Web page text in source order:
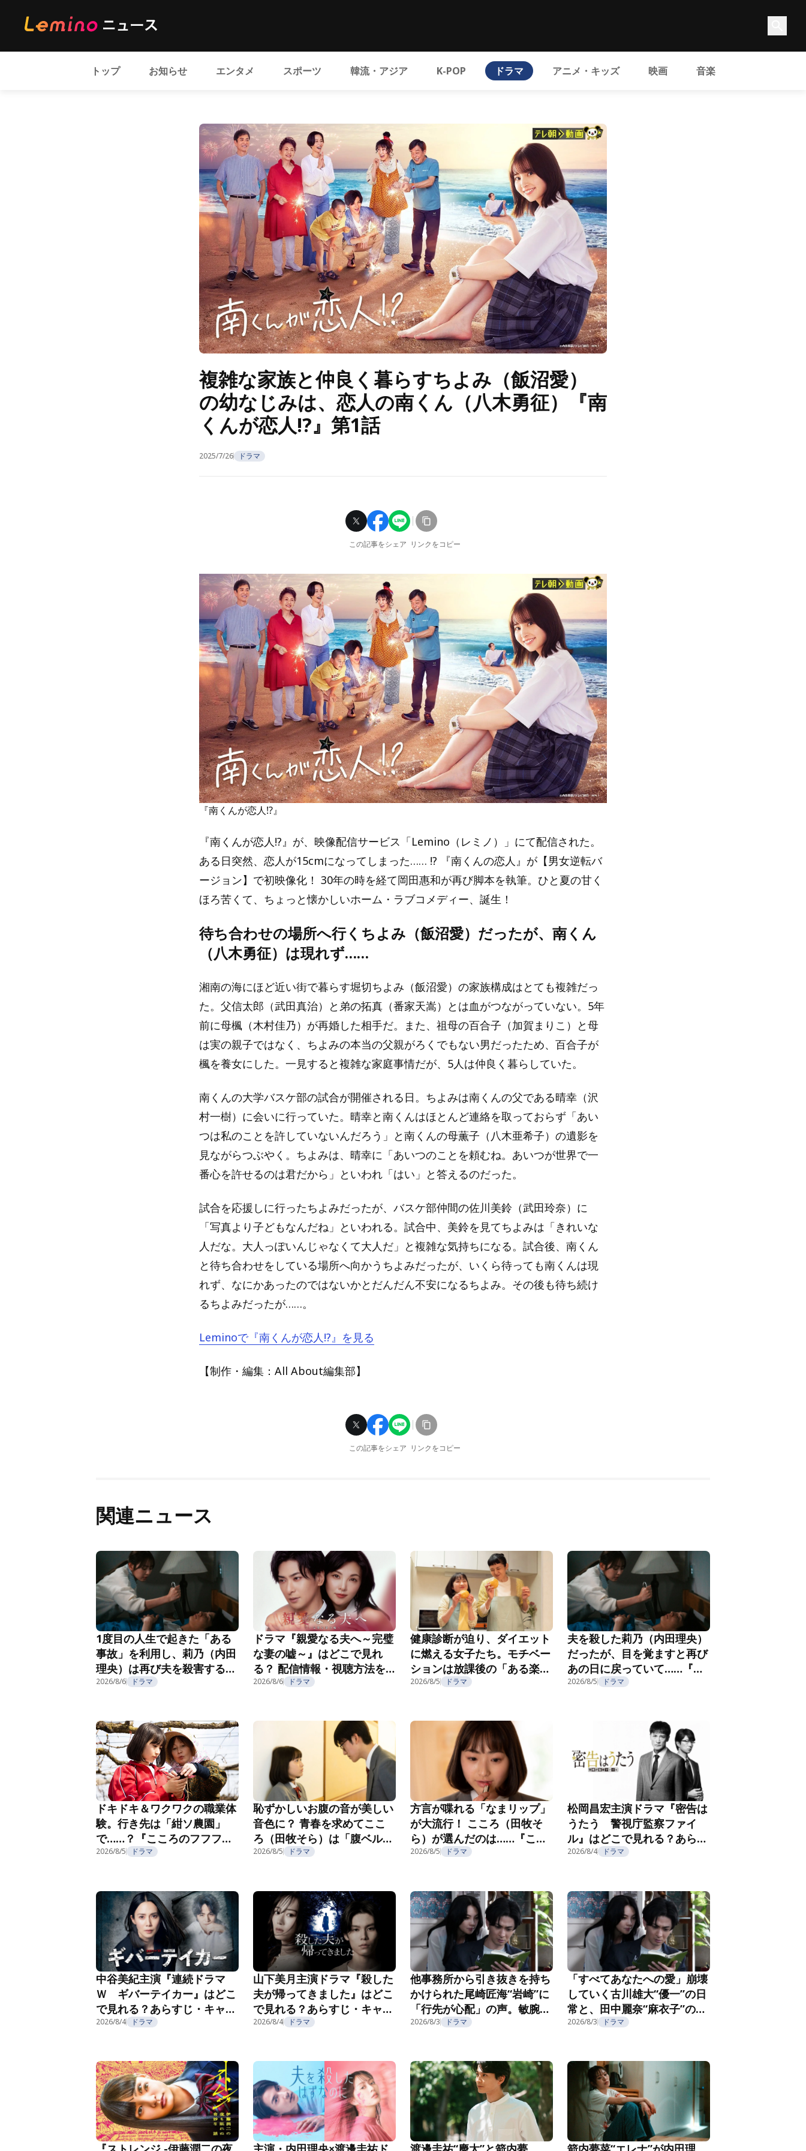
トップ お知らせ エンタメ スポーツ 韓流・アジア K-POP ドラマ アニメ・キッズ 映画 音楽
複雑な家族と仲良く暮らすちよみ（飯沼愛）
の幼なじみは、恋人の南くん（八木勇征）『南
くんが恋人!?』第1話
2025/7/26 ドラマ
この記事をシェア リンクをコピー
『南くんが恋人!?』
『南くんが恋人!?』が、映像配信サービス「Lemino（レミノ）」にて配信された。
ある日突然、恋人が15cmになってしまった…… !? 『南くんの恋人』が【男女逆転バ
ージョン】で初映像化！ 30年の時を経て岡田惠和が再び脚本を執筆。ひと夏の甘く
ほろ苦くて、ちょっと懐かしいホーム・ラブコメディー、誕生！
待ち合わせの場所へ行くちよみ（飯沼愛）だったが、南くん
（八木勇征）は現れず……
湘南の海にほど近い街で暮らす堀切ちよみ（飯沼愛）の家族構成はとても複雑だっ
た。父信太郎（武田真治）と弟の拓真（番家天嵩）とは血がつながっていない。5年
前に母楓（木村佳乃）が再婚した相手だ。また、祖母の百合子（加賀まりこ）と母
は実の親子ではなく、ちよみの本当の父親がろくでもない男だったため、百合子が
楓を養女にした。一見すると複雑な家庭事情だが、5人は仲良く暮らしていた。
南くんの大学バスケ部の試合が開催される日。ちよみは南くんの父である晴幸（沢
村一樹）に会いに行っていた。晴幸と南くんはほとんど連絡を取っておらず「あい
つは私のことを許していないんだろう」と南くんの母薫子（八木亜希子）の遺影を
見ながらつぶやく。ちよみは、晴幸に「あいつのことを頼むね。あいつが世界で一
番心を許せるのは君だから」といわれ「はい」と答えるのだった。
試合を応援しに行ったちよみだったが、バスケ部仲間の佐川美鈴（武田玲奈）に
「写真より子どもなんだね」といわれる。試合中、美鈴を見てちよみは「きれいな
人だな。大人っぽいんじゃなくて大人だ」と複雑な気持ちになる。試合後、南くん
と待ち合わせをしている場所へ向かうちよみだったが、いくら待っても南くんは現
れず、なにかあったのではないかとだんだん不安になるちよみ。その後も待ち続け
るちよみだったが……。
Leminoで『南くんが恋人!?』を見る
【制作・編集：All About編集部】
この記事をシェア リンクをコピー
関連ニュース
1度目の人生で起きた「ある
事故」を利用し、莉乃（内田
理央）は再び夫を殺害する
『夫を殺したはずなのに』第
2026/8/6 ドラマ
ドラマ『親愛なる夫へ～完璧
な妻の嘘～』はどこで見れ
る？ 配信情報・視聴方法を
紹介
2026/8/6 ドラマ
健康診断が迫り、ダイエット
に燃える女子たち。モチベー
ションは放課後の「ある楽し
み」で……？『こころのフフ
2026/8/5 ドラマ
夫を殺した莉乃（内田理央）
だったが、目を覚ますと再び
あの日に戻っていて……『夫
を殺したはずなのに』第2話
2026/8/5 ドラマ
ドキドキ＆ワクワクの職業体
験。行き先は「紺ソ農園」
で……？『こころのフフフ』
第4話
2026/8/5 ドラマ
恥ずかしいお腹の音が美しい
音色に？ 青春を求めてここ
ろ（田牧そら）は「腹ベル
部」へ！『こころのフフフ』
2026/8/5 ドラマ
方言が喋れる「なまリップ」
が大流行！ こころ（田牧そ
ら）が選んだのは……『ここ
ろのフフフ』第2話
2026/8/5 ドラマ
松岡昌宏主演ドラマ『密告は
うたう 警視庁監察ファイ
ル』はどこで見れる？あらす
じ・キャスト・配信視聴方法
2026/8/4 ドラマ
中谷美紀主演『連続ドラマ
Ｗ ギバーテイカー』はどこ
で見れる？あらすじ・キャス
ト・配信視聴方法を紹介
2026/8/4 ドラマ
山下美月主演ドラマ『殺した
夫が帰ってきました』はどこ
で見れる？あらすじ・キャス
ト・配信視聴方法を紹介
2026/8/4 ドラマ
他事務所から引き抜きを持ち
かけられた尾崎匠海“岩崎”に
「行先が心配」の声。敏腕社
長の企みにゾッ…『親愛なる
2026/8/3 ドラマ
「すべてあなたへの愛」崩壊
していく古川雄大“優一”の日
常と、田中麗奈“麻衣子”の不
気味な微笑み『親愛なる夫へ
2026/8/3 ドラマ